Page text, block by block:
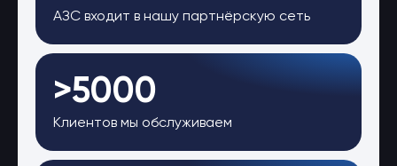
АЗС входит в нашу партнёрскую сеть
>5000
Клиентов мы обслуживаем